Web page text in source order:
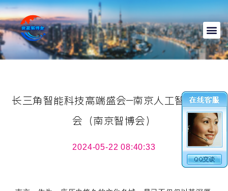
长三角智能科技高端盛会—南京人工智能展览
会（南京智博会）
2024-05-22 08:40:33